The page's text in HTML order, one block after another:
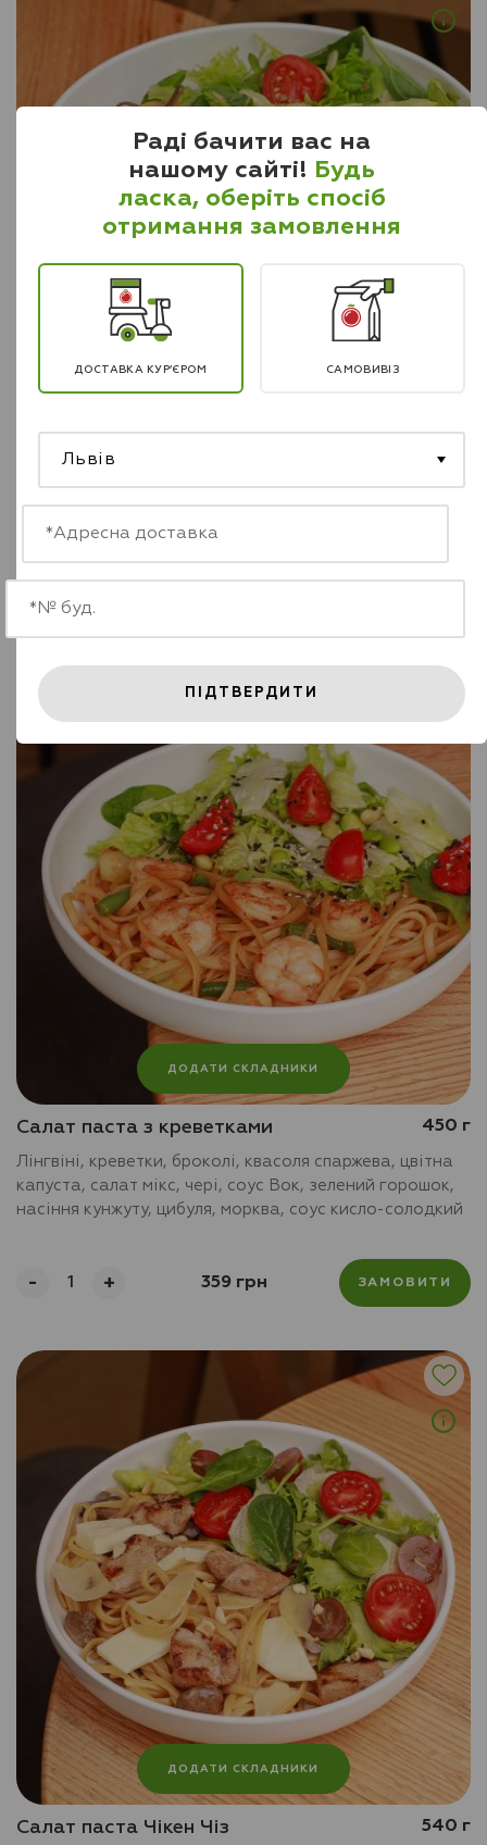
ДОДАТИ СКЛАДНИКИ
Соба з морепродуктами
Соба з креветками та кальмарами, цибуля, морква,
броколі, болгарський перець, мікс салату, мікс насіння,
чері та шпинат
- + 369 грн ЗАМОВИТИ
ДОДАТИ СКЛАДНИКИ
Салат паста з креветками 450 г
Лінгвіні, креветки, броколі, квасоля спаржева, цвітна
капуста, салат мікс, чері, соус Вок, зелений горошок,
насіння кунжуту, цибуля, морква, соус кисло-солодкий
- + 359 грн ЗАМОВИТИ
ДОДАТИ СКЛАДНИКИ
Салат паста Чікен Чіз 540 г
Раді бачити вас на
нашому сайті! Будь
ласка, оберіть спосіб
отримання замовлення
ДОСТАВКА КУР’ЄРОМ САМОВИВІЗ
Львів
ПІДТВЕРДИТИ